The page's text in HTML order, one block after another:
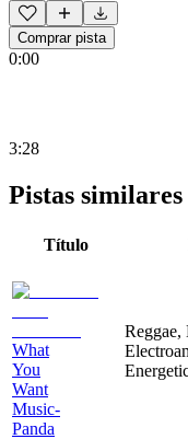
Comprar pista
0:00
3:28
Pistas similares
Título
What
You
Want
Music-
Panda
Reggae,